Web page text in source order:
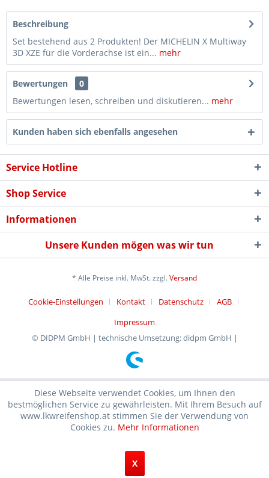
Beschreibung
Set bestehend aus 2 Produkten! Der MICHELIN X Multiway
3D XZE für die Vorderachse ist ein... mehr
Bewertungen
0
Bewertungen lesen, schreiben und diskutieren... mehr
Kunden haben sich ebenfalls angesehen
Service Hotline
Shop Service
Informationen
Unsere Kunden mögen was wir tun
* Alle Preise inkl. MwSt. zzgl.Versand
Cookie-Einstellungen Kontakt Datenschutz
AGB
Impressum
© DIDPM GmbH | technische Umsetzung: didpm GmbH |
Diese Webseite verwendet Cookies, um Ihnen den
bestmöglichen Service zu gewährleisten. Mit Ihrem Besuch auf
www.lkwreifenshop.at stimmen Sie der Verwendung von
Cookies zu. Mehr Informationen
X